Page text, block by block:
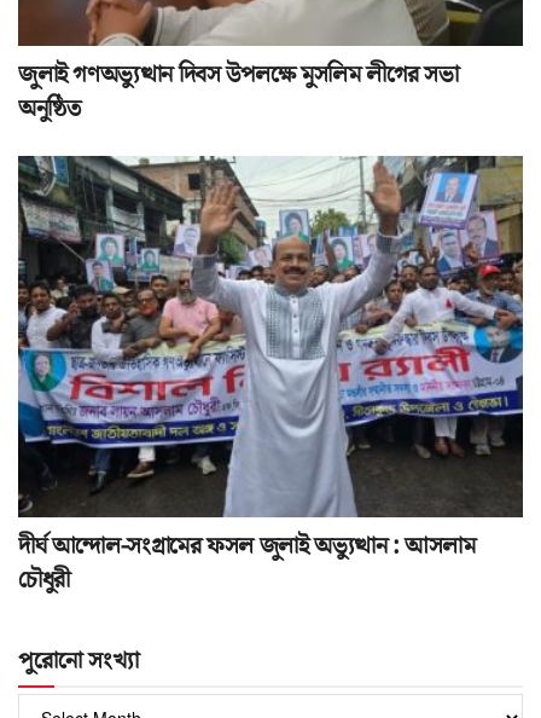
জুলাই গণঅভ্যুত্থান দিবস উপলক্ষে মুসলিম লীগের সভা
অনুষ্ঠিত
দীর্ঘ আন্দোল-সংগ্রামের ফসল জুলাই অভ্যুত্থান : আসলাম
চৌধুরী
পুরোনো সংখ্যা